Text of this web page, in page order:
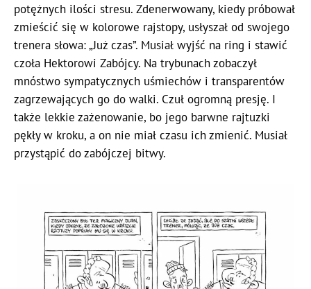
potężnych ilości stresu. Zdenerwowany, kiedy próbował
zmieścić się w kolorowe rajstopy, usłyszał od swojego
trenera słowa: „Już czas”. Musiał wyjść na ring i stawić
czoła Hektorowi Zabójcy. Na trybunach zobaczył
mnóstwo sympatycznych uśmiechów i transparentów
zagrzewających go do walki. Czuł ogromną presję. I
także lekkie zażenowanie, bo jego barwne rajtuzki
pękły w kroku, a on nie miał czasu ich zmienić. Musiał
przystąpić do zabójczej bitwy.